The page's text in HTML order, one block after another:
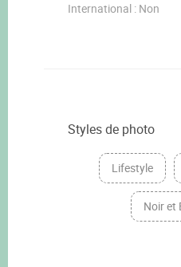
International : Non
Styles de photo
Lifestyle
Noir et